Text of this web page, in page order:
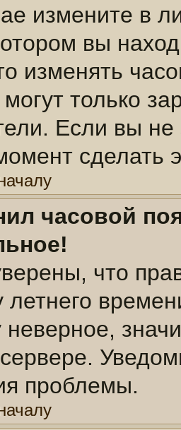
измените в
вы
изменять
только
Если вы
сделать
часовой
что
летнего
проблемы.